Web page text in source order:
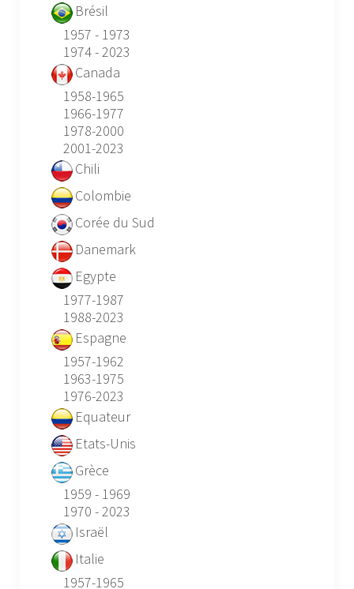
Brésil
1957 - 1973
1974 - 2023
Canada
1958-1965
1966-1977
1978-2000
2001-2023
Chili
Colombie
Corée du Sud
Danemark
Egypte
1977-1987
1988-2023
Espagne
1957-1962
1963-1975
1976-2023
Equateur
Etats-Unis
Grèce
1959 - 1969
1970 - 2023
Israël
Italie
1957-1965